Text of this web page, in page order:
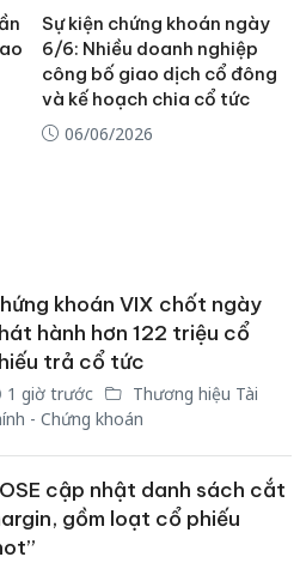
Sự kiện chứng khoán ngày
6/6: Nhiều doanh nghiệp
công bố giao dịch cổ đông
và kế hoạch chia cổ tức
06/06/2026
khoán VIX chốt ngày
hành hơn 122 triệu cổ
trả cổ tức
1 giờ trước
Thương hiệu Tài
- Chứng khoán
cập nhật danh sách cắt
gồm loạt cổ phiếu